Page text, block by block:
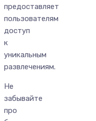
предоставляет
пользователям
доступ
к
уникальным
развлечениям.
Не
забывайте
про